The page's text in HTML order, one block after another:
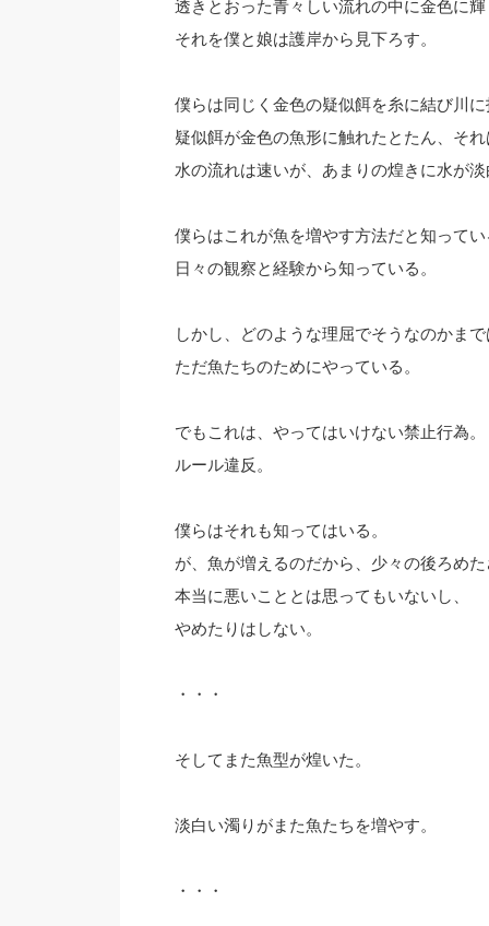
透きとおった青々しい流れの中に金色に
それを僕と娘は護岸から見下ろす。
僕らは同じく金色の疑似餌を糸に結び川
疑似餌が金色の魚形に触れたとたん、そ
水の流れは速いが、あまりの煌きに水が
僕らはこれが魚を増やす方法だと知ってい
日々の観察と経験から知っている。
しかし、どのような理屈でそうなのかま
ただ魚たちのためにやっている。
でもこれは、やってはいけない禁止行為。
ルール違反。
僕らはそれも知ってはいる。
が、魚が増えるのだから、少々の後ろめ
本当に悪いこととは思ってもいないし、
やめたりはしない。
・・・
そしてまた魚型が煌いた。
淡白い濁りがまた魚たちを増やす。
・・・